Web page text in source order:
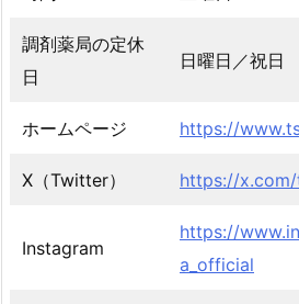
調剤薬局の定休
日
日曜日／祝日
ホームページ https://
X（Twitter） https://
Instagram
https://
a_official